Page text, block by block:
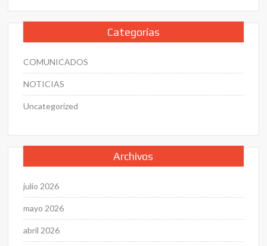
Categorías
COMUNICADOS
NOTICIAS
Uncategorized
Archivos
julio 2026
mayo 2026
abril 2026